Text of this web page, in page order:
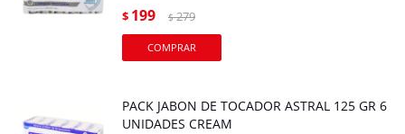
$ 199 $ 279
PACK JABON DE TOCADOR ASTRAL 125 GR 6
UNIDADES CREAM